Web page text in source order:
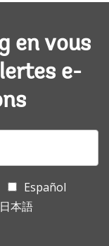
en vous
e-
Español
日本語